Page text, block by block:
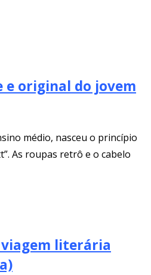
e original do jovem
médio, nasceu o princípio
As roupas retrô e o cabelo
literária